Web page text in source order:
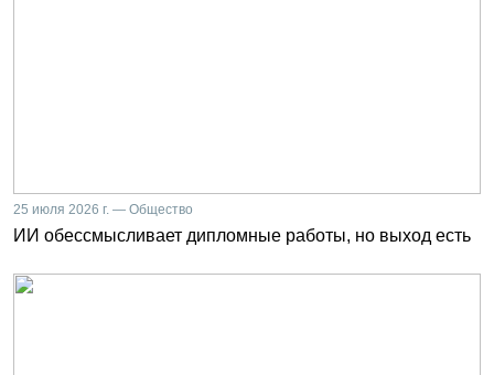
25 июля 2026 г. — Общество
ИИ обессмысливает дипломные работы, но выход есть